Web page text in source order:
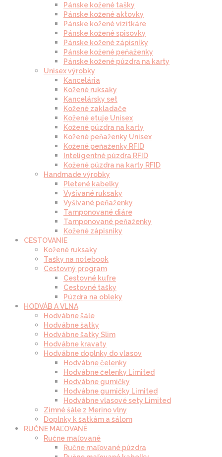
Pánske kožené tašky
Pánske kožené aktovky
Pánske kožené vizitkáre
Pánske kožené spisovky
Pánske kožené zápisníky
Pánske kožené peňaženky
Pánske kožené púzdra na karty
Unisex výrobky
Kancelária
Kožené ruksaky
Kancelársky set
Kožené zakladače
Kožené etuje Unisex
Kožené púzdra na karty
Kožené peňaženky Unisex
Kožené peňaženky RFID
Inteligentné púzdra RFID
Kožené púzdra na karty RFID
Handmade výrobky
Pletené kabelky
Vyšívané ruksaky
Vyšívané peňaženky
Tamponované diáre
Tamponované peňaženky
Kožené zápisníky
CESTOVANIE
Kožené ruksaky
Tašky na notebook
Cestovný program
Cestovné kufre
Cestovné tašky
Púzdra na obleky
HODVÁB A VLNA
Hodvábne šále
Hodvábne šatky
Hodvábne šatky Slim
Hodvábne kravaty
Hodvábne doplnky do vlasov
Hodvábne čelenky
Hodvábne čelenky Limited
Hodvábne gumičky
Hodvábne gumičky Limited
Hodvábne vlasové sety Limited
Zimné šále z Merino vlny
Doplnky k šatkám a šálom
RUČNE MAĽOVANÉ
Ručne maľované
Ručne maľované púzdra